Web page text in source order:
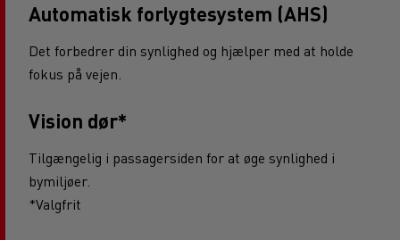
Automatisk forlygtesystem (AHS)
Det forbedrer din synlighed og hjælper med at holde
fokus på vejen.
Vision dør*
Tilgængelig i passagersiden for at øge synlighed i
bymiljøer.
*Valgfrit